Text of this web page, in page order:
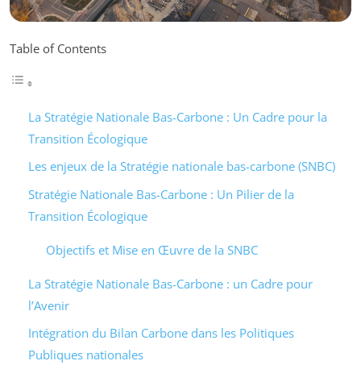
Table of Contents
La Stratégie Nationale Bas-Carbone : Un Cadre pour la
Transition Écologique
Les enjeux de la Stratégie nationale bas-carbone (SNBC)
Stratégie Nationale Bas-Carbone : Un Pilier de la
Transition Écologique
Objectifs et Mise en Œuvre de la SNBC
La Stratégie Nationale Bas-Carbone : un Cadre pour
l’Avenir
Intégration du Bilan Carbone dans les Politiques
Publiques nationales